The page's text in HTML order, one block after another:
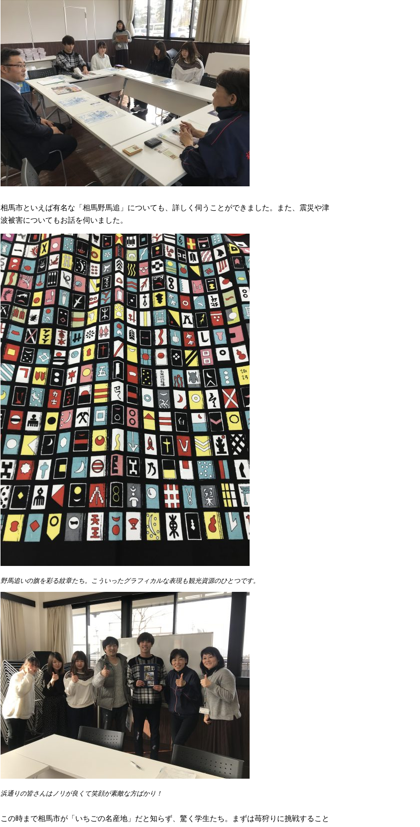
相馬市といえば有名な「相馬野馬追」についても、詳しく伺うことができました。また、震災や津
波被害についてもお話を伺いました。
野馬追いの旗を彩る紋章たち。こういったグラフィカルな表現も観光資源のひとつです。
浜通りの皆さんはノリが良くて笑顔が素敵な方ばかり！
この時まで相馬市が「いちごの名産地」だと知らず、驚く学生たち。まずは苺狩りに挑戦すること